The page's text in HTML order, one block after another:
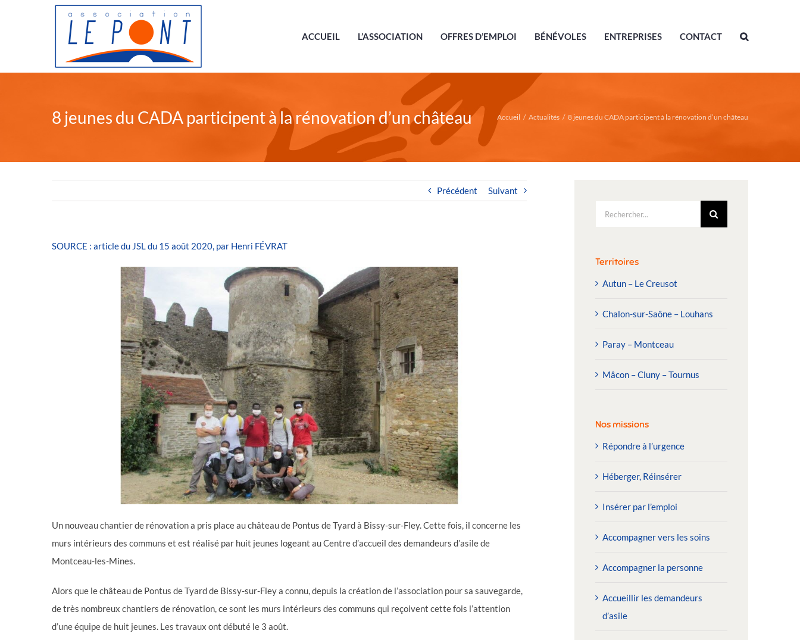
ACCUEIL L’ASSOCIATION OFFRES D’EMPLOI BÉNÉVOLES ENTREPRISES CONTACT
8 jeunes du CADA participent à la rénovation d’un château Accueil / Actualités / 8 jeunes du CADA participent à la rénovation d’un château
Précédent Suivant
SOURCE : article du JSL du 15 août 2020, par Henri FÉVRAT
Un nouveau chantier de rénovation a pris place au château de Pontus de Tyard à Bissy-sur-Fley. Cette fois, il concerne les
murs intérieurs des communs et est réalisé par huit jeunes logeant au Centre d’accueil des demandeurs d’asile de
Montceau-les-Mines.
Alors que le château de Pontus de Tyard de Bissy-sur-Fley a connu, depuis la création de l’association pour sa sauvegarde,
de très nombreux chantiers de rénovation, ce sont les murs intérieurs des communs qui reçoivent cette fois l’attention
d’une équipe de huit jeunes. Les travaux ont débuté le 3 août.
Rechercher:
Territoires
Autun – Le Creusot
Chalon-sur-Saône – Louhans
Paray – Montceau
Mâcon – Cluny – Tournus
Nos missions
Répondre à l’urgence
Héberger, Réinsérer
Insérer par l’emploi
Accompagner vers les soins
Accompagner la personne
Accueillir les demandeurs
d’asile